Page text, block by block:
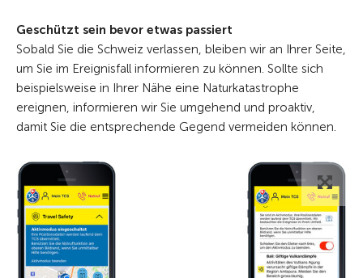
Geschützt sein bevor etwas passiert
Sobald Sie die Schweiz verlassen, bleiben wir an Ihrer Seite,
um Sie im Ereignisfall informieren zu können. Sollte sich
beispielsweise in Ihrer Nähe eine Naturkatastrophe
ereignen, informieren wir Sie umgehend und proaktiv,
damit Sie die entsprechende Gegend vermeiden können.